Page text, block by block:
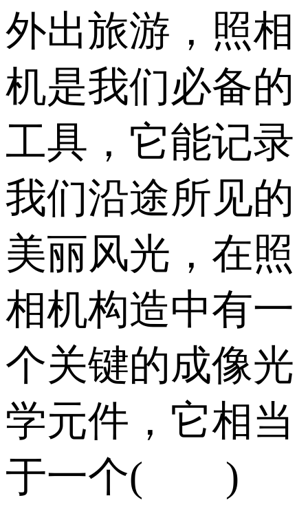
外出旅游，照相
机是我们必备的
工具，它能记录
我们沿途所见的
美丽风光，在照
相机构造中有一
个关键的成像光
学元件，它相当
于一个( )